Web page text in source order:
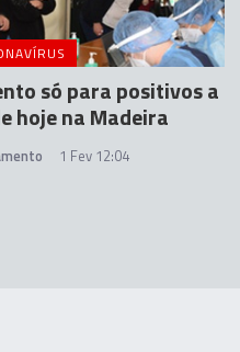
só para positivos a
hoje na Madeira
1 Fev 12:04